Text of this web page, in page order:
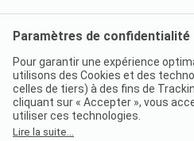
Mentions légales
Protection des données
Règlement sur les services numériques